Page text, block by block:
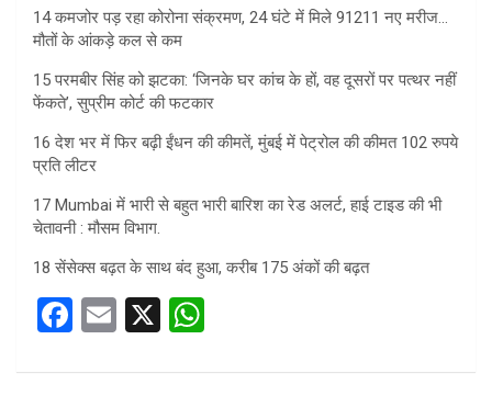
14 कमजोर पड़ रहा कोरोना संक्रमण, 24 घंटे में मिले 91211 नए मरीज…
मौतों के आंकड़े कल से कम
15 परमबीर सिंह को झटका: ‘जिनके घर कांच के हों, वह दूसरों पर पत्थर नहीं
फेंकते’, सुप्रीम कोर्ट की फटकार
16 देश भर में फिर बढ़ी ईंधन की कीमतें, मुंबई में पेट्रोल की कीमत 102 रुपये
प्रति लीटर
17 Mumbai में भारी से बहुत भारी बारिश का रेड अलर्ट, हाई टाइड की भी
चेतावनी : मौसम विभाग.
18 सेंसेक्स बढ़त के साथ बंद हुआ, करीब 175 अंकों की बढ़त
F
ce
E
ail
X
at